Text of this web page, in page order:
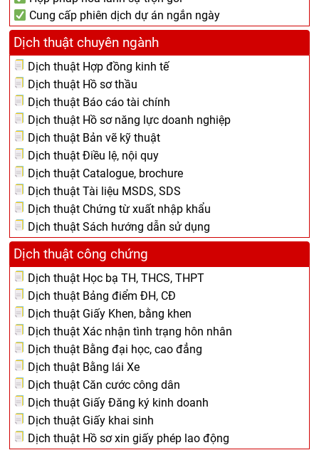
Cung cấp phiên dịch dự án ngắn ngày
Dịch thuật chuyên ngành
Dịch thuật Hợp đồng kinh tế
Dịch thuật Hồ sơ thầu
Dịch thuật Báo cáo tài chính
Dịch thuật Hồ sơ năng lực doanh nghiệp
Dịch thuật Bản vẽ kỹ thuật
Dịch thuật Điều lệ, nội quy
Dịch thuật Catalogue, brochure
Dịch thuật Tài liệu MSDS, SDS
Dịch thuật Chứng từ xuất nhập khẩu
Dịch thuật Sách hướng dẫn sử dụng
Dịch thuật công chứng
Dịch thuật Học bạ TH, THCS, THPT
Dịch thuật Bảng điểm ĐH, CĐ
Dịch thuật Giấy Khen, bằng khen
Dịch thuật Xác nhận tình trạng hôn nhân
Dịch thuật Bằng đại học, cao đẳng
Dịch thuật Bằng lái Xe
Dịch thuật Căn cước công dân
Dịch thuật Giấy Đăng ký kinh doanh
Dịch thuật Giấy khai sinh
Dịch thuật Hồ sơ xin giấy phép lao động